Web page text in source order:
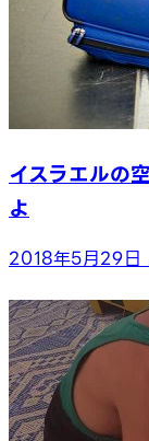
イスラエルの
よ
2018年5月29日